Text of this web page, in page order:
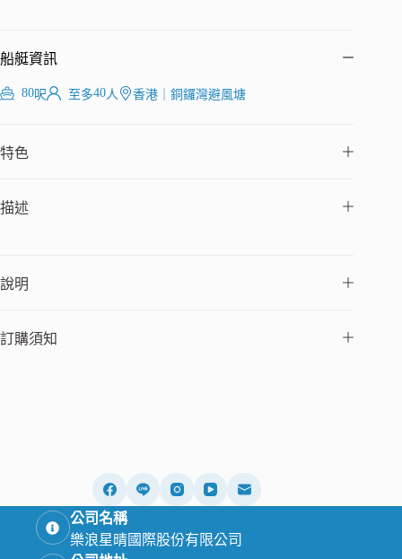
船艇資訊
80呎 至多40人 香港 銅鑼灣避風塘
特色
描述
說明
訂購須知
公司名稱
樂浪星晴國際股份有限公司